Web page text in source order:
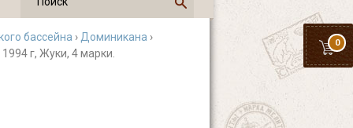
0
бассейна › Доминикана ›
г, Жуки, 4 марки.